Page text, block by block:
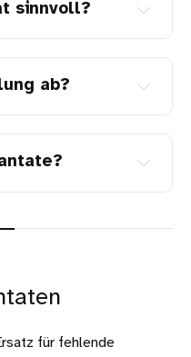
sinnvoll?
ab?
für fehlende